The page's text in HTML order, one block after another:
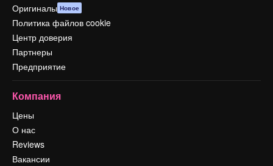
Оригиналы Новое
Политика файлов cookie
Центр доверия
Партнеры
Предприятие
Компания
Цены
О нас
Reviews
Вакансии